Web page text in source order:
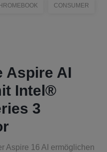
CONSUMER
Aspire AI
Intel®
3
Aspire 16 AI ermöglichen